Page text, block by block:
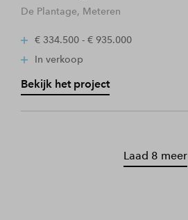
De Plantage, Meteren
€ 334.500 - € 935.000
In verkoop
Bekijk het project
Laad 8 meer